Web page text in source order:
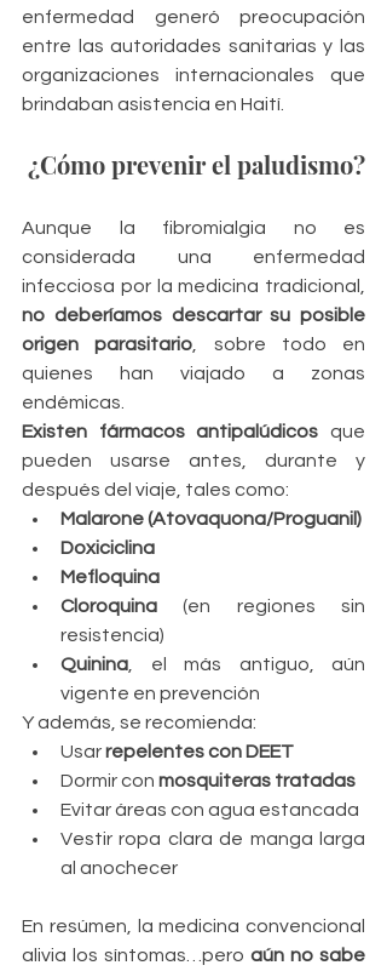
enfermedad generó preocupación
entre las autoridades sanitarias y las
organizaciones internacionales que
brindaban asistencia en Haití.
¿Cómo prevenir el paludismo?
Aunque la fibromialgia no es
considerada una enfermedad
no deberíamos descartar su posible
origen parasitario, sobre todo en
quienes han viajado a zonas
endémicas.
Existen fármacos antipalúdicos que
pueden usarse antes, durante y
después del viaje, tales como:
Malarone (Atovaquona/Proguanil)
Doxiciclina
Mefloquina
Cloroquina (en regiones sin
resistencia)
Quinina, el más antiguo, aún
vigente en prevención
Y además, se recomienda:
Usar repelentes con DEET
Dormir con mosquiteras tratadas
Evitar áreas con agua estancada
Vestir ropa clara de manga larga
al anochecer
En resúmen, la medicina convencional
alivia los síntomas…pero aún no sabe